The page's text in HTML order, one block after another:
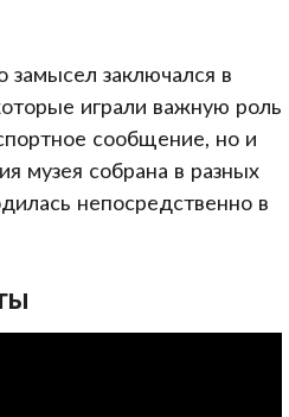
замысел заключался в
играли важную роль
сообщение, но и
музея собрана в разных
непосредственно в